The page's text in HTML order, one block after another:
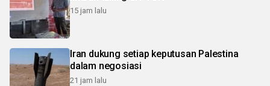
15 jam lalu
Iran dukung setiap keputusan Palestina
dalam negosiasi
21 jam lalu